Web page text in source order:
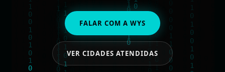
FALAR COM A WYS
VER CIDADES ATENDIDAS